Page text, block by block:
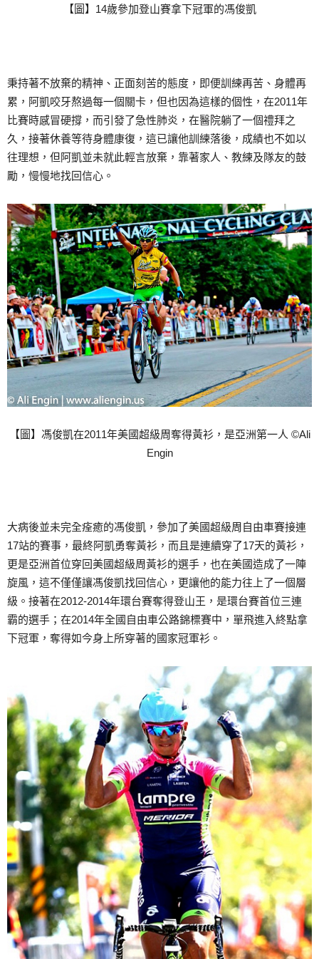
【圖】14歲參加登山賽拿下冠軍的馮俊凱
秉持著不放棄的精神、正面刻苦的態度，即便訓練再苦、身體再
累，阿凱咬牙熬過每一個關卡，但也因為這樣的個性，在2011年
比賽時感冒硬撐，而引發了急性肺炎，在醫院躺了一個禮拜之
久，接著休養等待身體康復，這已讓他訓練落後，成績也不如以
往理想，但阿凱並未就此輕言放棄，靠著家人、教練及隊友的鼓
勵，慢慢地找回信心。
【圖】馮俊凱在2011年美國超級周奪得黃衫，是亞洲第一人 ©Ali
Engin
大病後並未完全痊癒的馮俊凱，參加了美國超級周自由車賽接連
17站的賽事，最終阿凱勇奪黃衫，而且是連續穿了17天的黃衫，
更是亞洲首位穿回美國超級周黃衫的選手，也在美國造成了一陣
旋風，這不僅僅讓馮俊凱找回信心，更讓他的能力往上了一個層
級。接著在2012-2014年環台賽奪得登山王，是環台賽首位三連
霸的選手；在2014年全國自由車公路錦標賽中，單飛進入終點拿
下冠軍，奪得如今身上所穿著的國家冠軍衫。